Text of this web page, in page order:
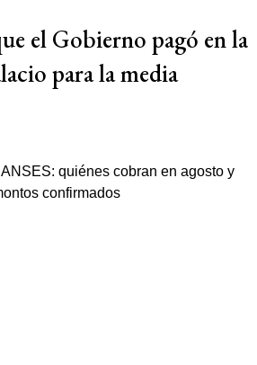
el Gobierno pagó en la
para la media